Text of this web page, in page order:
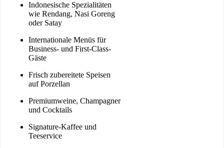
Indonesische Spezialitäten
wie Rendang, Nasi Goreng
oder Satay
Internationale Menüs für
Business- und First-Class-
Gäste
Frisch zubereitete Speisen
auf Porzellan
Premiumweine, Champagner
und Cocktails
Signature-Kaffee und
Teeservice